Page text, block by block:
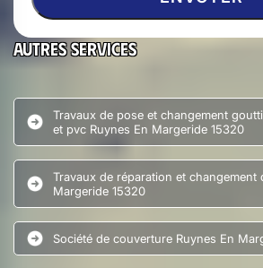
Autres services
Travaux de pose et changement
et pvc Ruynes En Margeride 15320
Travaux de réparation et changement
Margeride 15320
Société de couverture Ruynes En